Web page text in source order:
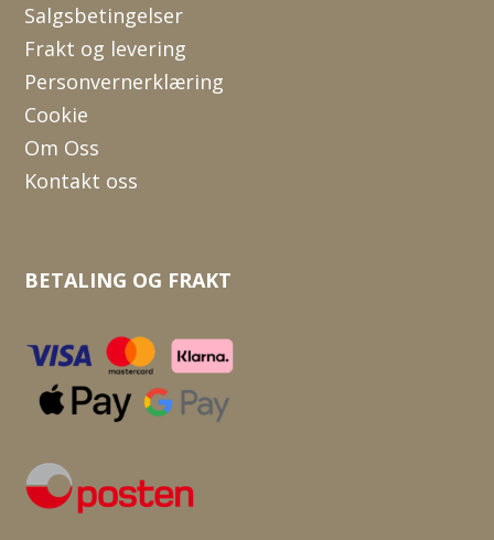
Salgsbetingelser
Frakt og levering
Personvernerklæring
Cookie
Om Oss
Kontakt oss
BETALING OG FRAKT